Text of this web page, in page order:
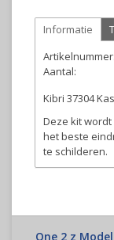
Informatie
Artikelnummer:
Aantal:
Kibri 37304
Deze kit
het beste
te schilderen.
One 2 z